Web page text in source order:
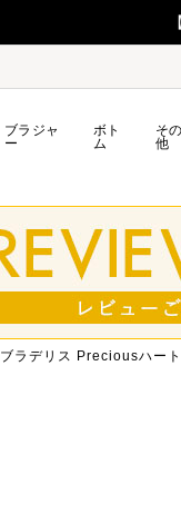
ブラジャ
ー
ボト
ム
その
他
ブラデリス Preciousハー